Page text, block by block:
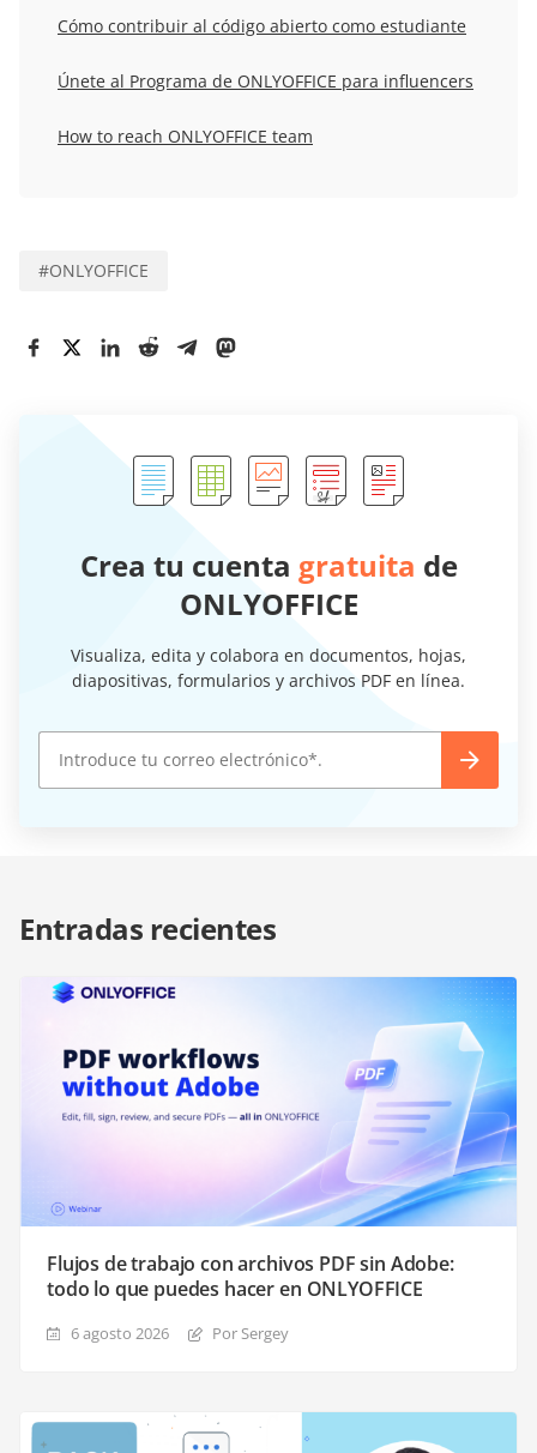
Cómo contribuir al código abierto como estudiante
Únete al Programa de ONLYOFFICE para influencers
How to reach ONLYOFFICE team
#ONLYOFFICE
Crea tu cuenta gratuita de
ONLYOFFICE
Visualiza, edita y colabora en documentos, hojas,
diapositivas, formularios y archivos PDF en línea.
Entradas recientes
Flujos de trabajo con archivos PDF sin Adobe:
todo lo que puedes hacer en ONLYOFFICE
6 agosto 2026 Por Sergey